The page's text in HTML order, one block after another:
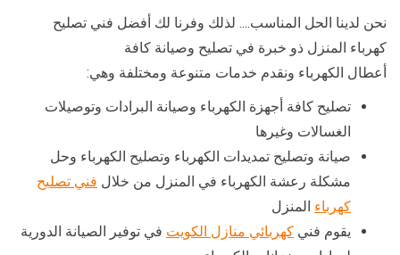
نحن لدينا الحل المناسب…. لذلك وفرنا لك أفضل فني تصليح
كهرباء المنزل ذو خبرة في تصليح وصيانة كافة
أعطال الكهرباء ونقدم خدمات متنوعة ومختلفة وهي:
تصليح كافة أجهزة الكهرباء وصيانة البرادات وتوصيلات
الغسالات وغيرها
صيانة وتصليح تمديدات الكهرباء وتصليح الكهرباء وحل
مشكلة رعشة الكهرباء في المنزل من خلال فني تصليح
كهرباء المنزل
يقوم فني كهربائي منازل الكويت في توفير الصيانة الدورية